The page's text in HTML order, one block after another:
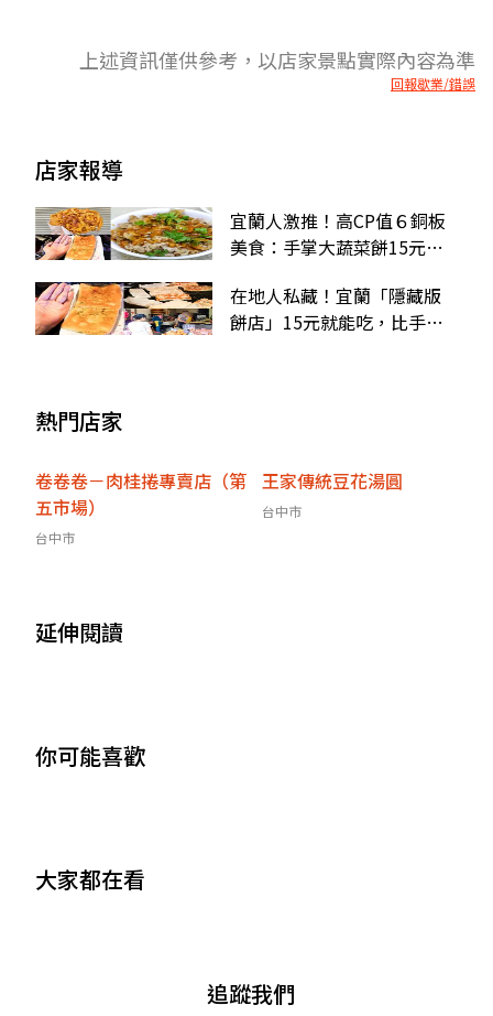
上述資訊僅供參考，以店家景點實際內容為準
回報歇業/錯誤
店家報導
宜蘭人激推！高CP值６銅板
美食：手掌大蔬菜餅15元、
在地人私藏！宜蘭「隱藏版
餅店」15元就能吃，比手掌
熱門店家
卷卷卷－肉桂捲專賣店（第
五市場）
台中市
王家傳統豆花湯圓
台中市
延伸閱讀
你可能喜歡
大家都在看
追蹤我們